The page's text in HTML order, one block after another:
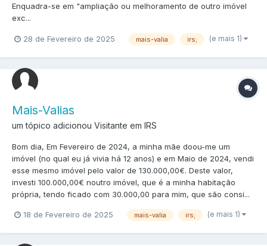
Enquadra-se em "ampliação ou melhoramento de outro imóvel
exc...
28 de Fevereiro de 2025 mais-valia irs; (e mais 1)
Mais-Valias
um tópico adicionou Visitante em IRS
Bom dia, Em Fevereiro de 2024, a minha mãe doou-me um
imóvel (no qual eu já vivia há 12 anos) e em Maio de 2024, vendi
esse mesmo imóvel pelo valor de 130.000,00€. Deste valor,
investi 100.000,00€ noutro imóvel, que é a minha habitação
própria, tendo ficado com 30.000,00 para mim, que são consi...
18 de Fevereiro de 2025 mais-valia irs; (e mais 1)